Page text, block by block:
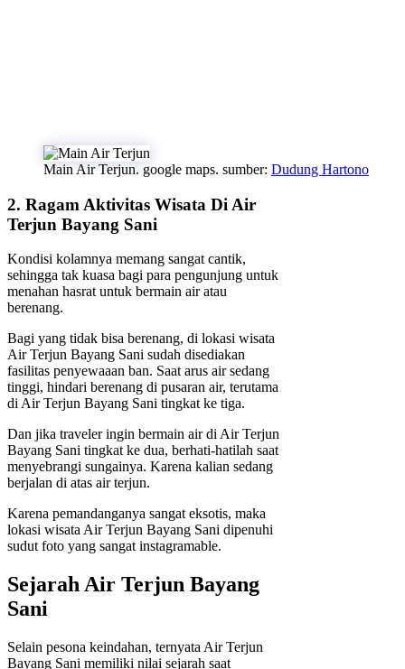
Main Air Terjun. google maps. sumber: Dudung Hartono
2. Ragam Aktivitas Wisata Di Air
Terjun Bayang Sani
Kondisi kolamnya memang sangat cantik,
sehingga tak kuasa bagi para pengunjung untuk
menahan hasrat untuk bermain air atau
berenang.
Bagi yang tidak bisa berenang, di lokasi wisata
Air Terjun Bayang Sani sudah disediakan
fasilitas penyewaaan ban. Saat arus air sedang
tinggi, hindari berenang di pusaran air, terutama
di Air Terjun Bayang Sani tingkat ke tiga.
Dan jika traveler ingin bermain air di Air Terjun
Bayang Sani tingkat ke dua, berhati-hatilah saat
menyebrangi sungainya. Karena kalian sedang
berjalan di atas air terjun.
Karena pemandanganya sangat eksotis, maka
lokasi wisata Air Terjun Bayang Sani dipenuhi
sudut foto yang sangat instagramable.
Sejarah Air Terjun Bayang
Sani
Selain pesona keindahan, ternyata Air Terjun
Bayang Sani memiliki nilai sejarah saat